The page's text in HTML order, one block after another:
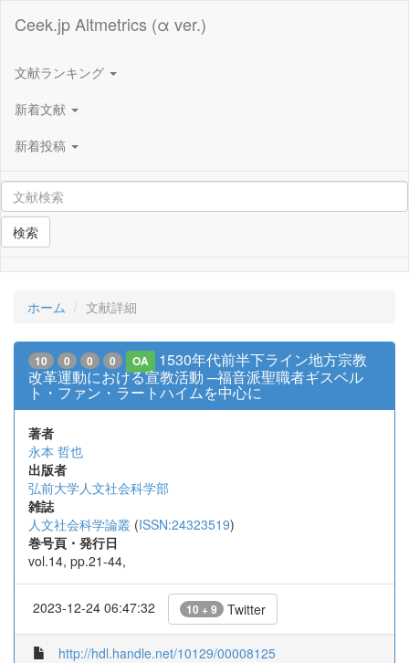
Ceek.jp Altmetrics (α ver.)
文献ランキング
新着文献
新着投稿
検索
ホーム 文献詳細
10 0 0 0 OA
1530年代前半下ライン地方宗教
改革運動における宣教活動 ─福音派聖職者ギスベル
ト・ファン・ラートハイムを中心に
著者
永本 哲也
出版者
弘前大学人文社会科学部
雑誌
人文社会科学論叢 (ISSN:24323519)
巻号頁・発行日
vol.14, pp.21-44,
2023-12-24 06:47:32 10 + 9 Twitter
http://hdl.handle.net/10129/00008125